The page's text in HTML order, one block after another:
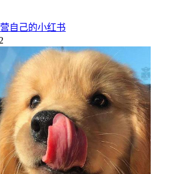
自己的小红书
2